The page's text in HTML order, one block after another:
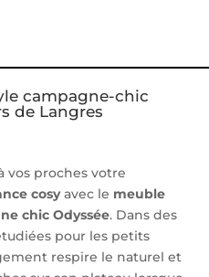
campagne-chic
de Langres
vos proches votre
cosyavec le meuble
chic Odyssée. Dans des
pour les petits
respire le naturel et